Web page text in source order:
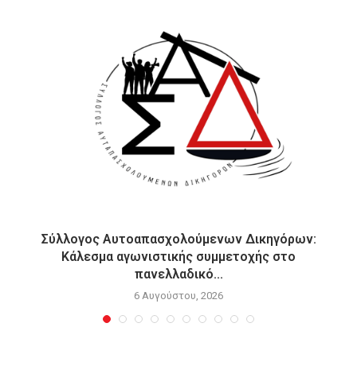
Σύλλογος Αυτοαπασχολούμενων Δικηγόρων:
Κάλεσμα αγωνιστικής συμμετοχής στο
πανελλαδικό...
6 Αυγούστου, 2026